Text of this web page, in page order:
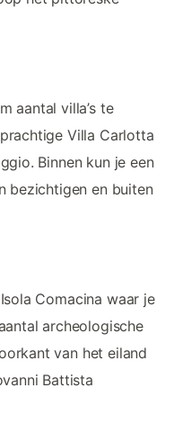
aantal villa’s te
Villa Carlotta
Binnen kun je een
bezichtigen en buiten
Comacina waar je
archeologische
van het eiland
Battista